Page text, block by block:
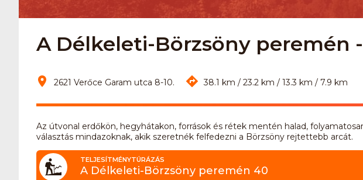
A Délkeleti-Börzsöny peremén -
2621 Verőce Garam utca 8-10. 38.1 km / 23.2 km / 13.3 km / 7.9 km
Az útvonal erdőkön, hegyhátakon, források és rétek mentén halad,
választás mindazoknak, akik szeretnék felfedezni a Börzsöny rejtettebb arcát.
TELJESÍTMÉNYTÚRÁZÁS
A Délkeleti-Börzsöny peremén 40